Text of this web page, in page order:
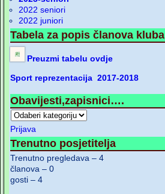
2022 seniori
2022 juniori
Tabela za popis članova kluba
Preuzmi tabelu ovdje
Sport reprezentacija 2017-2018
Obavijesti,zapisnici….
Prijava
Trenutno posjetitelja
Trenutno pregledava – 4
članova – 0
gosti – 4